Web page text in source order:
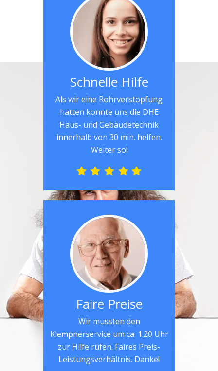
Schnelle Hilfe
Als wir eine Rohrverstopfung
hatten konnte uns die DHE
Haus- und Gebäudetechnik
innerhalb von 30 min. helfen.
Weiter so!
Faire Preise
Wir mussten den
Klempnerservice um ca. 1.20 Uhr
zur Hilfe rufen. Faires Preis-
Leistungsverhältnis. Danke!